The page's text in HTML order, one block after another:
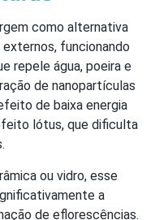
como alternativa
funcionando
repele água, poeira e
de nanopartículas
de baixa energia
lótus, que dificulta
ou vidro, esse
a
de eflorescências.